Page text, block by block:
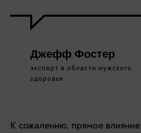
Джефф Фостер
эксперт в области мужского
здоровья
К сожалению, прямое